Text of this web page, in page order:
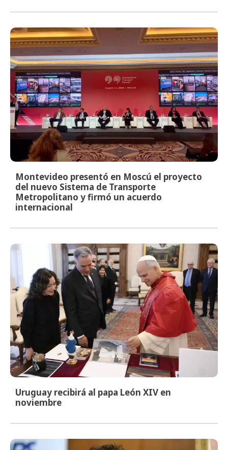
Montevideo presentó en Moscú el proyecto
del nuevo Sistema de Transporte
Metropolitano y firmó un acuerdo
internacional
Uruguay recibirá al papa León XIV en
noviembre